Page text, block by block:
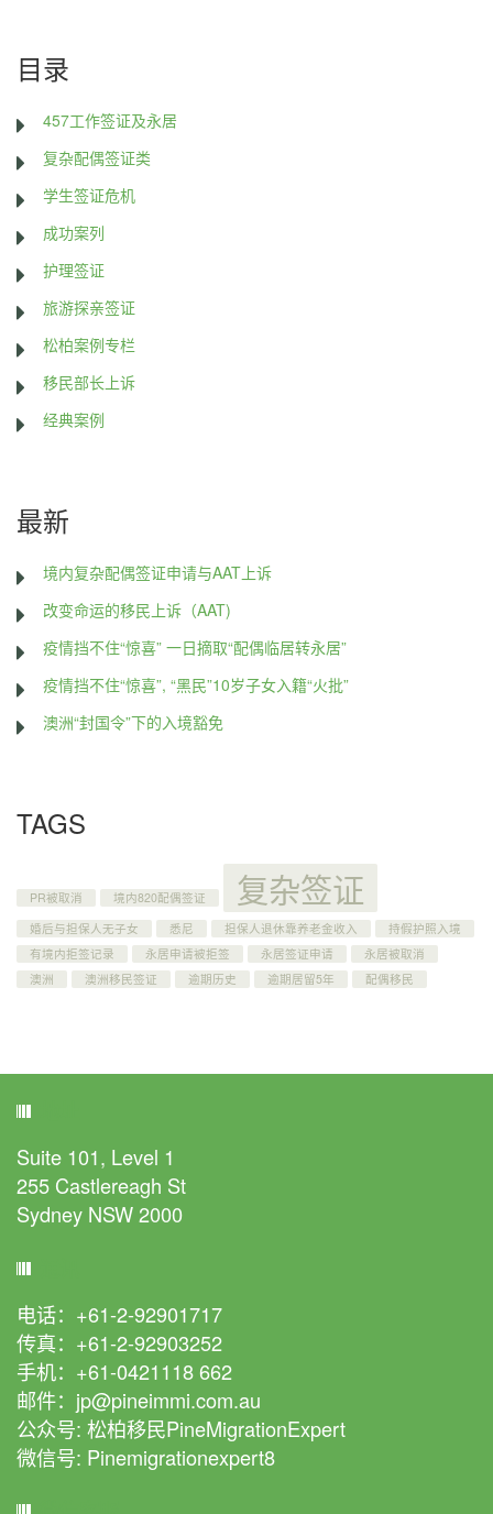
目录
457工作签证及永居
复杂配偶签证类
学生签证危机
成功案列
护理签证
旅游探亲签证
松柏案例专栏
移民部长上诉
经典案例
最新
境内复杂配偶签证申请与AAT上诉
改变命运的移民上诉（AAT)
疫情挡不住“惊喜” 一日摘取“配偶临居转永居”
疫情挡不住“惊喜”, “黑民”10岁子女入籍“火批”
澳洲“封国令”下的入境豁免
TAGS
PR被取消 境内820配偶签证 复杂签证
婚后与担保人无子女 悉尼 担保人退休靠养老金收入
持假护照入境
有境内拒签记录
永居申请被拒签 永居签证申请
永居被取消
澳洲
澳洲移民签证 逾期历史 逾期居留5年 配偶移民
Suite 101, Level 1
255 Castlereagh St
Sydney NSW 2000
电话：+61-2-92901717
传真：+61-2-92903252
手机：+61-0421118 662
邮件：jp@pineimmi.com.au
公众号: 松柏移民PineMigrationExpert
微信号: Pinemigrationexpert8